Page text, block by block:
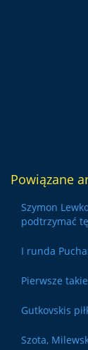
Powiązane
Szymon
podtrzymać
I runda
Pierwsze
Gutkovskis
Szota,